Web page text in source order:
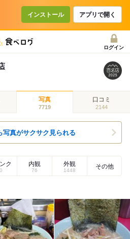
インストール アプリで開く
ログイン
写真
7719
口コミ
2144
写真がサクサク見られる
ク 内観
76
外観
1448
その他